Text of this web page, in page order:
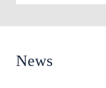
News